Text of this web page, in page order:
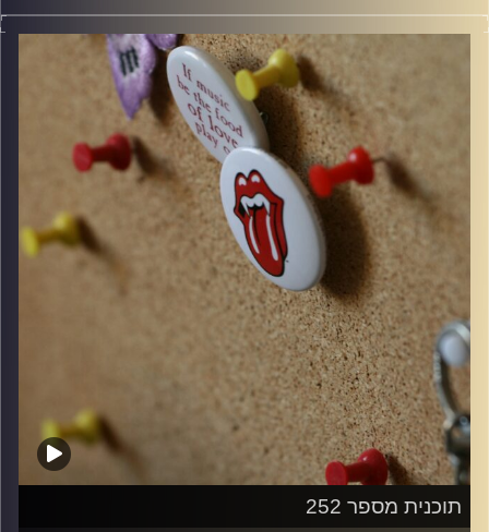
קלאסיקות רוק עם אורן הוף
włodi
תוכנית מספר 252